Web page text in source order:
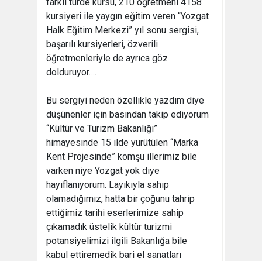
kursiyeri ile yaygın eğitim veren “Yozgat
Halk Eğitim Merkezi” yıl sonu sergisi,
başarılı kursiyerleri, özverili
öğretmenleriyle de ayrıca göz
dolduruyor….
Bu sergiyi neden özellikle yazdım diye
düşünenler için basından takip ediyorum
“Kültür ve Turizm Bakanlığı”
himayesinde 15 ilde yürütülen “Marka
Kent Projesinde” komşu illerimiz bile
varken niye Yozgat yok diye
hayıflanıyorum. Layıkıyla sahip
olamadığımız, hatta bir çoğunu tahrip
ettiğimiz tarihi eserlerimize sahip
çıkamadık üstelik kültür turizmi
potansiyelimizi ilgili Bakanlığa bile
kabul ettiremedik bari el sanatları